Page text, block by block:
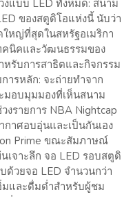
แบบ LED ทั้งหมด: สนาม
ของสตูดิโอแห่งนี้ นับว่า
หญ่ที่สุดในสหรัฐอเมริกา
คนิคและวัฒนธรรมของ
หรับการสาธิตและกิจกรรม
ารหลัก: จะถ่ายทำจาก
มอบมุมมองที่เห็นสนาม
งรายการ NBA Nightcap
าศอบอุ่นและเป็นกันเอง
Prime ขณะสัมภาษณ์
เจาะลึก จอ LED รอบสตูดิ
วยจอ LED จำนวนกว่า
มและดื่มด่ำสำหรับผู้ชม